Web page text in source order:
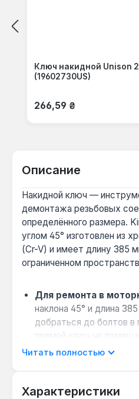
Ключ накидной Unison
(19602730US)
Обычная цена:
266,59 ₴
Описание
Накидной ключ —
демонтажа резьбовых
определённого размера.
углом 45° изготовлен из
(Cr-V) и имеет длину 385
ограниченном
Для ремонта в
наклона 45° и длина
добраться до болтов в
прямой ключ не
Совместимость с
применения без смены
Читать полностью
Характеристики